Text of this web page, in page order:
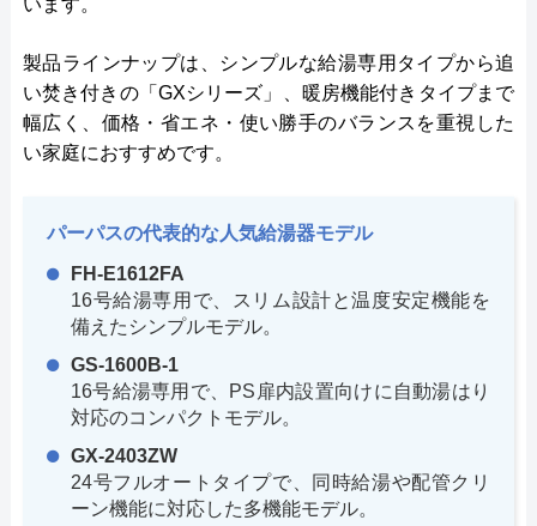
います。
製品ラインナップは、シンプルな給湯専用タイプから追
い焚き付きの「GXシリーズ」、暖房機能付きタイプまで
幅広く、価格・省エネ・使い勝手のバランスを重視した
い家庭におすすめです。
パーパスの代表的な人気給湯器モデル
FH-E1612FA
16号給湯専用で、スリム設計と温度安定機能を
備えたシンプルモデル。
GS-1600B-1
16号給湯専用で、PS扉内設置向けに自動湯はり
対応のコンパクトモデル。
GX-2403ZW
24号フルオートタイプで、同時給湯や配管クリ
ーン機能に対応した多機能モデル。